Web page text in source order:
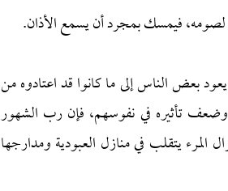
لصومه، فيمسك بمجرد أن يسمع الأذان.
بعض الناس إلى ما كانوا قد اعتادوه من
تأثيره في نفوسهم، فإن رب الشهور
يتقلب في منازل العبودية ومدارجها